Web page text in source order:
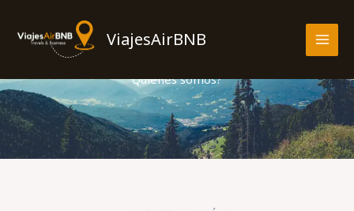
content
ViajesAirBNB
Quienes somos?